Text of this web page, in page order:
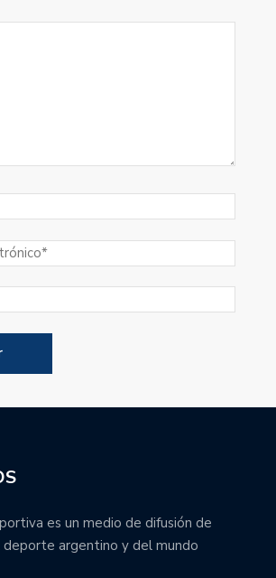
es un medio de difusión de
argentino y del mundo